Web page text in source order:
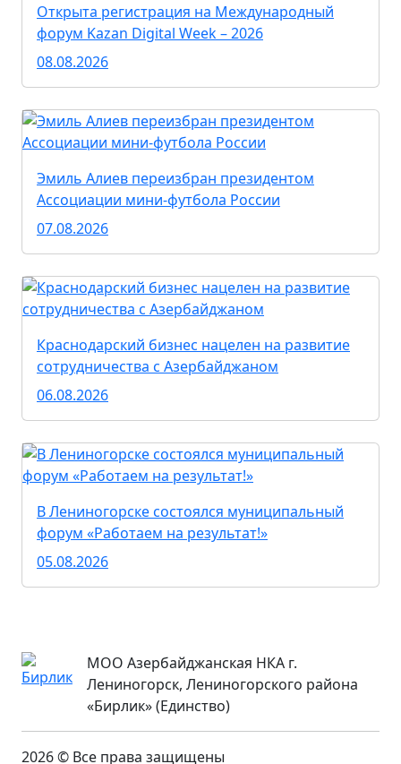
Открыта регистрация на Международный
форум Kazan Digital Week – 2026
08.08.2026
Эмиль Алиев переизбран президентом
Ассоциации мини-футбола России
07.08.2026
Краснодарский бизнес нацелен на развитие
сотрудничества с Азербайджаном
06.08.2026
В Лениногорске состоялся муниципальный
форум «Работаем на результат!»
05.08.2026
МОО Азербайджанская НКА г.
Лениногорск, Лениногорского района
«Бирлик» (Единство)
2026 © Все права защищены